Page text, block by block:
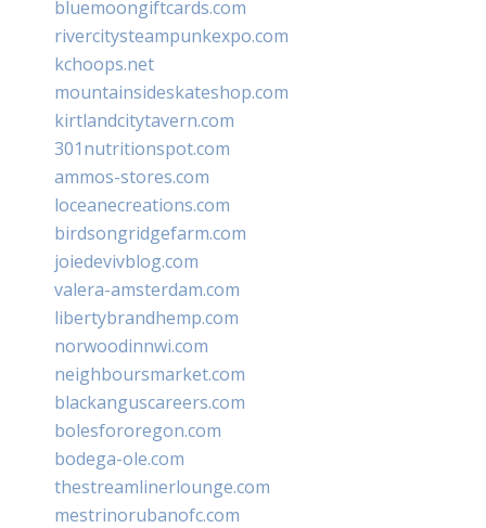
bluemoongiftcards.com
rivercitysteampunkexpo.com
kchoops.net
mountainsideskateshop.com
kirtlandcitytavern.com
301nutritionspot.com
ammos-stores.com
loceanecreations.com
birdsongridgefarm.com
joiedevivblog.com
valera-amsterdam.com
libertybrandhemp.com
norwoodinnwi.com
neighboursmarket.com
blackanguscareers.com
bolesfororegon.com
bodega-ole.com
thestreamlinerlounge.com
mestrinorubanofc.com